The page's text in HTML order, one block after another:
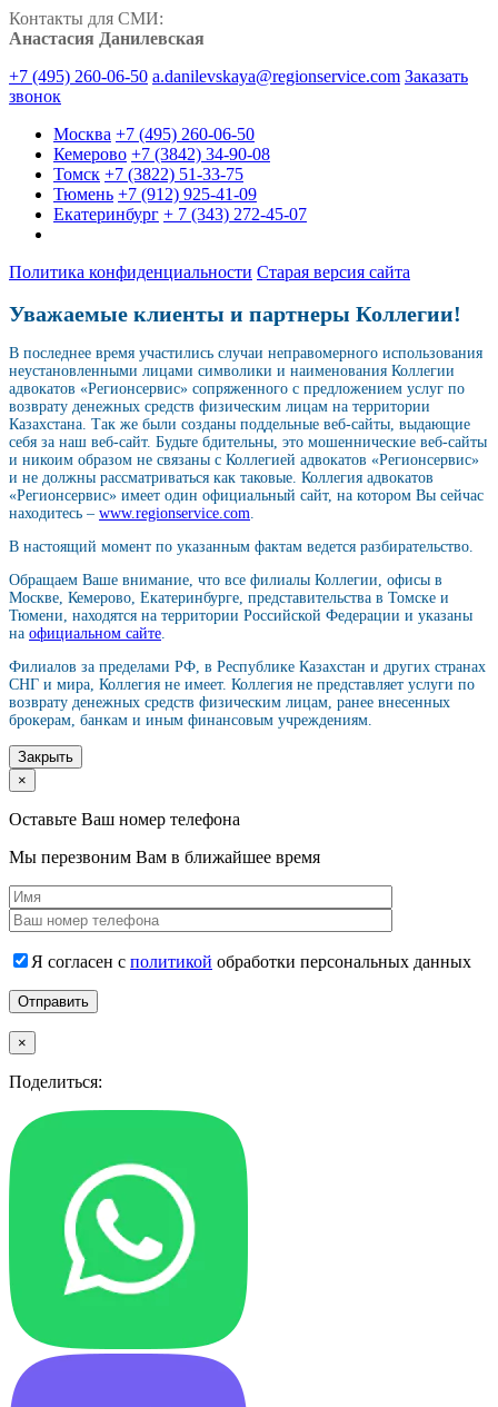
Контакты для СМИ:
Анастасия Данилевская
+7 (495) 260-06-50 a.danilevskaya@regionservice.com Заказать
звонок
Москва +7 (495) 260-06-50
Кемерово +7 (3842) 34-90-08
Томск +7 (3822) 51-33-75
Тюмень +7 (912) 925-41-09
Екатеринбург + 7 (343) 272-45-07
Политика конфиденциальности Старая версия сайта
Уважаемые клиенты и партнеры Коллегии!
В последнее время участились случаи неправомерного использования
неустановленными лицами символики и наименования Коллегии
адвокатов «Регионсервис» сопряженного с предложением услуг по
возврату денежных средств физическим лицам на территории
Казахстана. Так же были созданы поддельные веб-сайты, выдающие
себя за наш веб-сайт. Будьте бдительны, это мошеннические веб-сайты
и никоим образом не связаны с Коллегией адвокатов «Регионсервис»
и не должны рассматриваться как таковые. Коллегия адвокатов
«Регионсервис» имеет один официальный сайт, на котором Вы сейчас
находитесь – www.regionservice.com
В настоящий момент по указанным фактам ведется разбирательство.
Обращаем Ваше внимание, что все филиалы Коллегии, офисы в
Москве, Кемерово, Екатеринбурге, представительства в Томске и
Тюмени, находятся на территории Российской Федерации и указаны
на официальном сайте
Филиалов за пределами РФ, в Республике Казахстан и других странах
СНГ и мира, Коллегия не имеет. Коллегия не представляет услуги по
возврату денежных средств физическим лицам, ранее внесенных
брокерам, банкам и иным финансовым учреждениям.
Закрыть
×
Оставьте Ваш номер телефона
Мы перезвоним Вам в ближайшее время
Я согласен с политикой обработки персональных данных
×
Поделиться: